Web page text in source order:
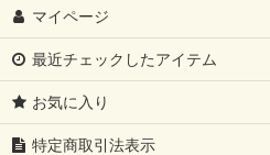
マイページ
最近チェックしたアイテム
お気に入り
特定商取引法表示